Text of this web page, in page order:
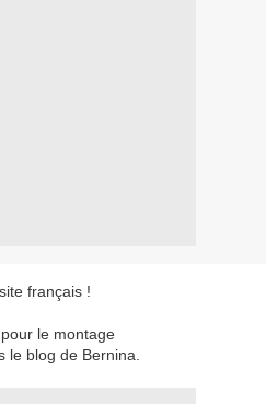
français !
le montage
le blog de Bernina.